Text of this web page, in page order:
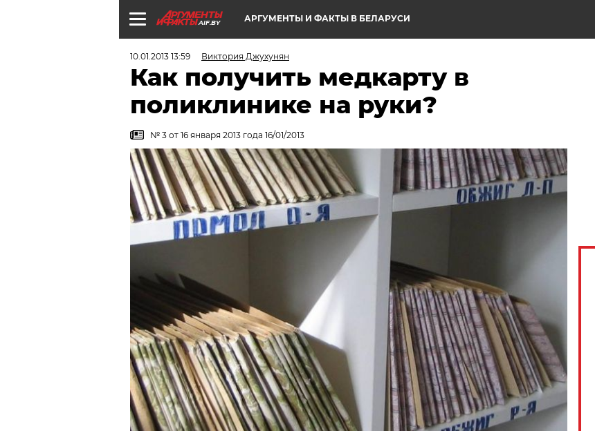
AIF.BY АРГУМЕНТЫ И ФАКТЫ В БЕЛАРУСИ
10.01.2013 13:59 Виктория Джухунян
Как получить медкарту в
поликлинике на руки?
№ 3 от 16 января 2013 года 16/01/2013